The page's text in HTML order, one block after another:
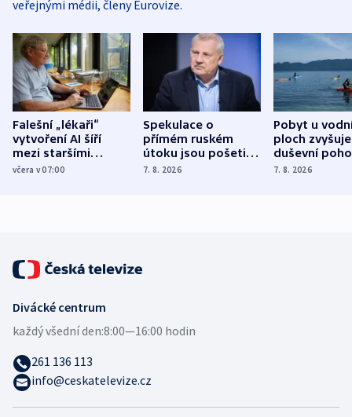
veřejnými médii, členy Eurovize.
Falešní „lékaři“
vytvoření AI šíří
mezi staršími
Poláky nebezpečné
včera v 07:00
Spekulace o
přímém ruském
útoku jsou pošetilé,
míní estonský
7. 8. 2026
Pobyt u
ploch zvyšuje
duševní
ukázala
7. 8. 2026
Divácké centrum
každý všední den:8:00—16:00 hodin
261 136 113
info@ceskatelevize.cz